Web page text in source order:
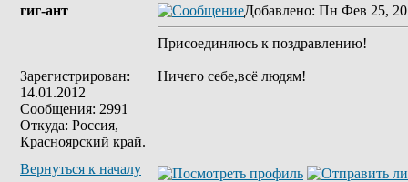
гиг-ант
Зарегистрирован:
14.01.2012
Сообщения: 2991
Откуда: Россия,
Красноярский край.
Добавлено: Пн Фев 25,
Присоединяюсь к поздравлению!
Ничего себе,всё людям!
Вернуться к началу